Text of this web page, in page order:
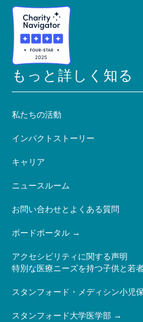
もっと詳しく知る
私たちの活動
インパクトストーリー
キャリア
ニュースルーム
お問い合わせとよくある質問
ボードポータル
アクセシビリティに関する声明
特別な医療ニーズを持つ子供と若
スタンフォード・メディシン小児
スタンフォード大学医学部